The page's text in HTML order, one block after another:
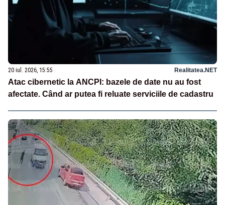
20 iul. 2026, 15:55 Realitatea.NET
Atac cibernetic la ANCPI: bazele de date nu au fost
afectate. Când ar putea fi reluate serviciile de cadastru